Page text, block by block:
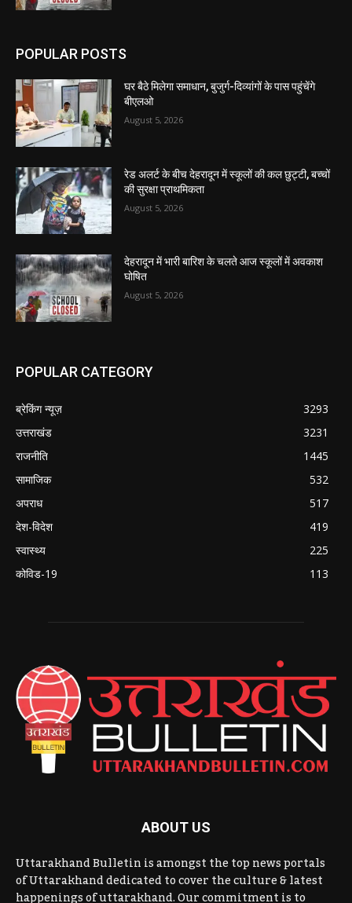
POPULAR POSTS
घर बैठे मिलेगा समाधान, बुजुर्ग-दिव्यांगों के पास पहुंचेंगे
बीएलओ
August 5, 2026
रेड अलर्ट के बीच देहरादून में स्कूलों की कल छुट्टी, बच्चों
की सुरक्षा प्राथमिकता
August 5, 2026
देहरादून में भारी बारिश के चलते आज स्कूलों में अवकाश
घोषित
August 5, 2026
POPULAR CATEGORY
ब्रेकिंग न्यूज़
3293
उत्तराखंड
3231
राजनीति
1445
सामाजिक
532
अपराध
517
देश-विदेश
419
स्वास्थ्य
225
कोविड-19
113
ABOUT US
Uttarakhand Bulletin is amongst the top news portals
of Uttarakhand dedicated to cover the culture & latest